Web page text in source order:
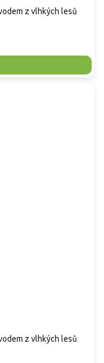
z vlhkých lesů
z vlhkých lesů